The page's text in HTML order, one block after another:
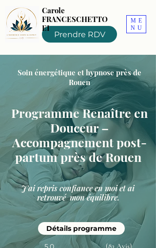
Prendre RDV
ME
NU
Carole
FRANCESCHETTO
EI
Soin énergétique et hypnose près de
Rouen
Programme Renaître en
Douceur –
Accompagnement post-
partum près de Rouen
J'ai repris confiance en moi et ai
retrouvé mon équilibre.
Détails programme
(83 Avis)